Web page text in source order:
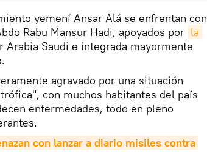
yemení Ansar Alá se enfrentan con
Rabu Mansur Hadi, apoyados por la
Arabia Saudi e integrada mayormente
agravado por una situación
con muchos habitantes del país
enfermedades, todo en pleno
con lanzar a diario misiles contra